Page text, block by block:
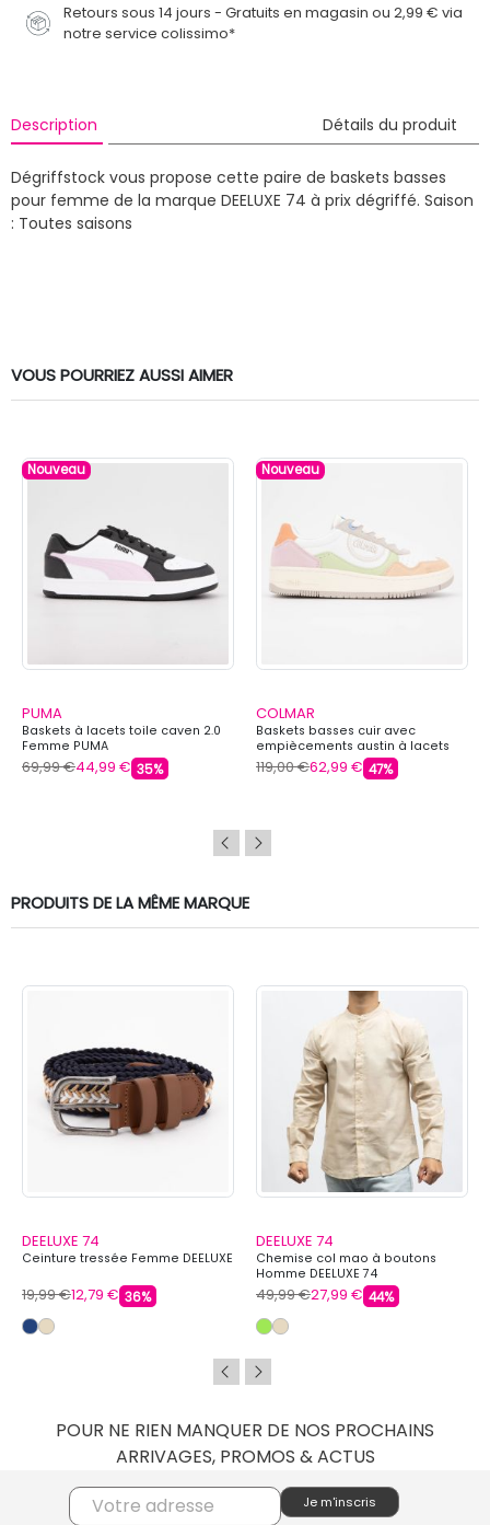
Retours sous 14 jours - Gratuits en magasin ou 2,99 € via
notre service colissimo*
Description Détails du produit
Dégriffstock vous propose cette paire de baskets basses
pour femme de la marque DEELUXE 74 à prix dégriffé. Saison
: Toutes saisons
VOUS POURRIEZ AUSSI AIMER
Nouveau
PUMA
Baskets à lacets toile caven 2.0
Femme PUMA
69,99 €44,99 € 35%
Nouveau
COLMAR
Baskets basses cuir avec
empiècements austin à lacets
Femme COLMAR
119,00 €62,99 € 47%
PRODUITS DE LA MÊME MARQUE
DEELUXE 74
Ceinture tressée Femme DEELUXE
19,99 €12,79 € 36%
DEELUXE 74
Chemise col mao à boutons
Homme DEELUXE 74
49,99 €27,99 € 44%
POUR NE RIEN MANQUER DE NOS PROCHAINS
ARRIVAGES, PROMOS & ACTUS